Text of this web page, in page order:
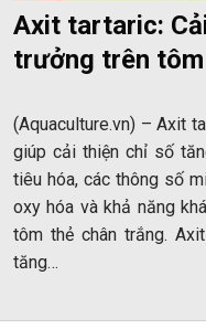
Axit tartaric:
trưởng trên tôm
(Aquaculture.vn) – Axit
giúp cải thiện chỉ số
tiêu hóa, các thông số
oxy hóa và khả năng
tôm thẻ chân trắng.
tăng…